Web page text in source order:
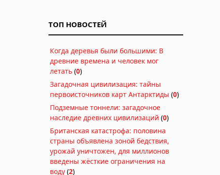
ТОП НОВОСТЕЙ
Когда деревья были большими: В
древние времена и человек мог
летать (0)
Загадочная цивилизация: тайны
первоисточников карт Антарктиды (0)
Подземные тоннели: загадочное
наследие древних цивилизаций (0)
Британская катастрофа: половина
страны объявлена зоной бедствия,
урожай уничтожен, для миллионов
введены жёсткие ограничения на
воду (2)